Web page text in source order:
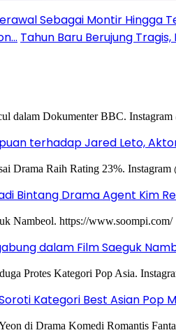
Sebagai Montir Hingga
Tahun Baru Berujung
terhadap Jared Leto,
Bintang Drama Agent Kim
dalam Film Saeguk
Kategori Best Asian Pop